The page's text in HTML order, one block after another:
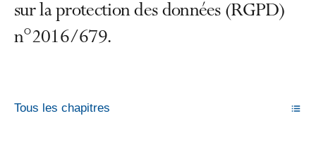
sur la protection des données (RGPD)
n°2016/679.
Tous les chapitres